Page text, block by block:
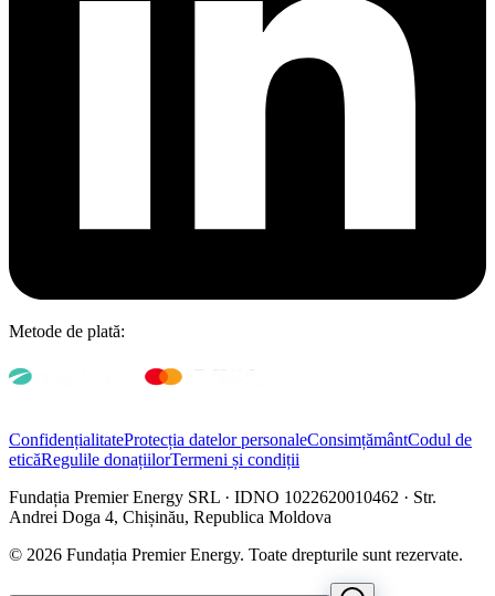
Metode de plată:
ConfidențialitateProtecția datelor personaleConsimțământCodul de
eticăRegulile donațiilorTermeni și condiții
Fundația Premier Energy SRL · IDNO 1022620010462 · Str.
Andrei Doga 4, Chișinău, Republica Moldova
© 2026 Fundația Premier Energy. Toate drepturile sunt rezervate.